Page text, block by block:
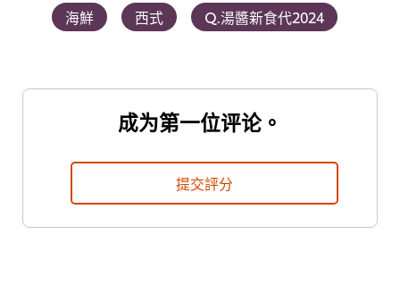
海鮮 西式 Q.湯醬新食代2024
成为第一位评论。
提交評分